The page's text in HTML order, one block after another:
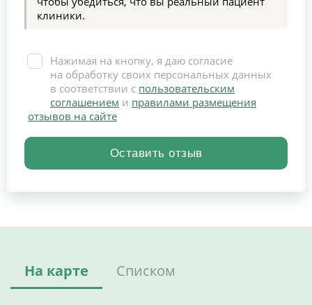
клиники.
Нажимая на кнопку, я даю согласие
на обработку своих персональных данных
в соответствии с пользовательским
соглашением и правилами размещения
отзывов на сайте
На карте Списком